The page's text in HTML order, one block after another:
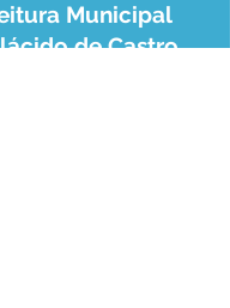
Municipal
de Castro